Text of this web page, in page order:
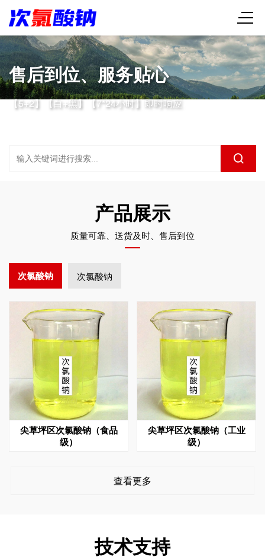
售后到位、服务贴心
【5+2】【白+黑】【7*24小时】即时响应
产品展示
质量可靠、送货及时、售后到位
次氯酸钠 次氯酸钠
尖草坪区次氯酸钠（食品
级）
尖草坪区次氯酸钠（工业
级）
查看更多
技术支持